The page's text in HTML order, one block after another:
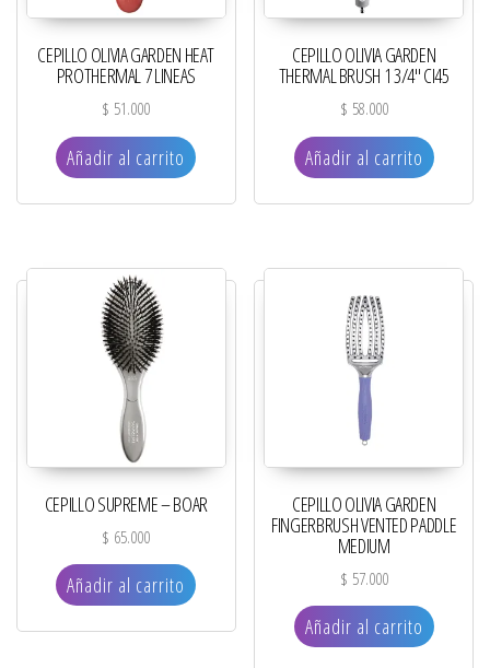
CEPILLO OLIVIA GARDEN HEAT
PROTHERMAL 7 LINEAS
$ 51.000
Añadir al carrito
CEPILLO OLIVIA GARDEN
THERMAL BRUSH 1 3/4″ CI45
$ 58.000
Añadir al carrito
CEPILLO SUPREME – BOAR
$ 65.000
Añadir al carrito
CEPILLO OLIVIA GARDEN
FINGERBRUSH VENTED PADDLE
MEDIUM
$ 57.000
Añadir al carrito